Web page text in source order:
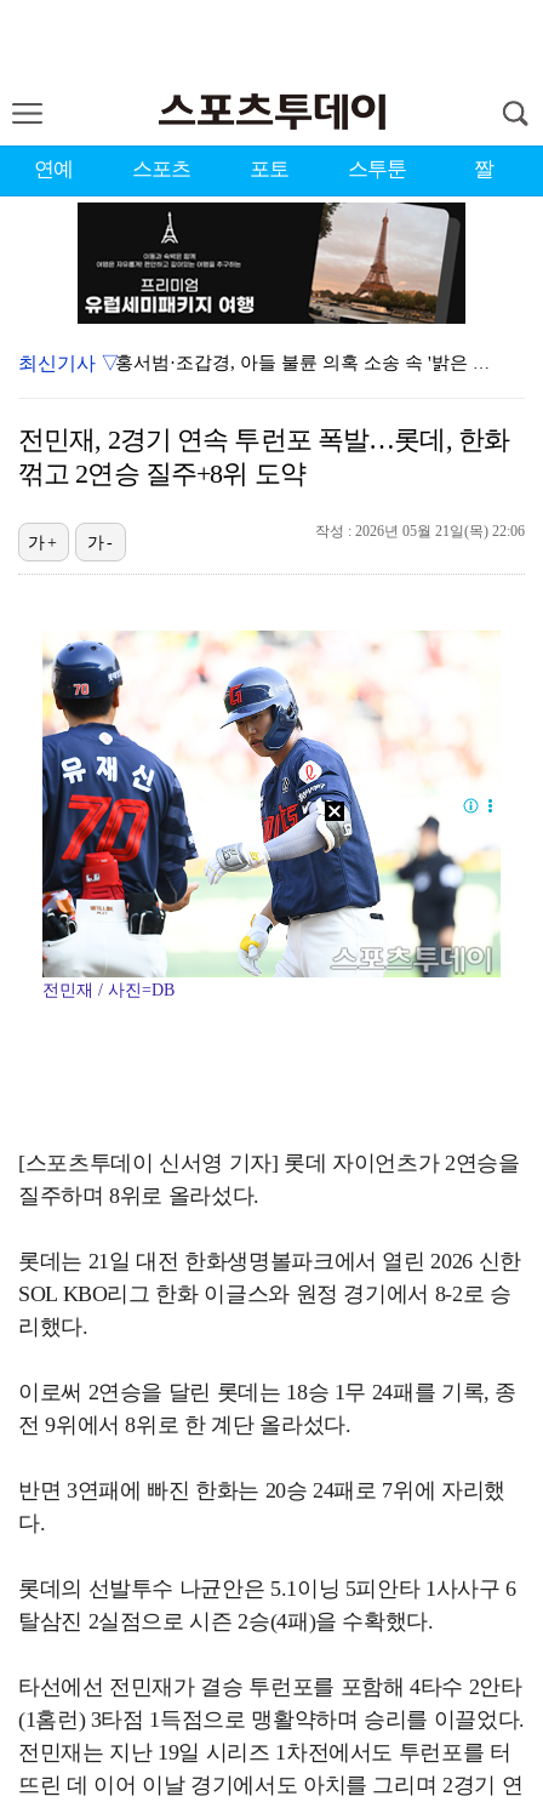
연예 스포츠 포토 스투툰 짤
홍서범·조갑경, 아들 불륜 의혹 소송 속 '밝은 근황'…
'리틀 김연경' 손서연 28점 폭발…U17 여자배구, …
'호프', 글로벌 순항…토론토 영화제 미드나잇 매드니스…
데이식스 영케이, '사운드플래닛페스티벌' 출격…첫 솔로…
[ST포토] 문정민, 자신감 가득
[ST포토] 고지우, 신중한 퍼팅
[ST포토] 문정민, 버디 성공
최신기사 ▽
전민재, 2경기 연속 투런포 폭발…롯데, 한화
꺾고 2연승 질주+8위 도약
작성 : 2026년 05월 21일(목) 22:06
가+ 가-
전민재 / 사진=DB
[스포츠투데이 신서영 기자] 롯데 자이언츠가 2연승을
질주하며 8위로 올라섰다.
롯데는 21일 대전 한화생명볼파크에서 열린 2026 신한
SOL KBO리그 한화 이글스와 원정 경기에서 8-2로 승
리했다.
이로써 2연승을 달린 롯데는 18승 1무 24패를 기록, 종
전 9위에서 8위로 한 계단 올라섰다.
반면 3연패에 빠진 한화는 20승 24패로 7위에 자리했
다.
롯데의 선발투수 나균안은 5.1이닝 5피안타 1사사구 6
탈삼진 2실점으로 시즌 2승(4패)을 수확했다.
타선에선 전민재가 결승 투런포를 포함해 4타수 2안타
(1홈런) 3타점 1득점으로 맹활약하며 승리를 이끌었다.
전민재는 지난 19일 시리즈 1차전에서도 투런포를 터
뜨린 데 이어 이날 경기에서도 아치를 그리며 2경기 연